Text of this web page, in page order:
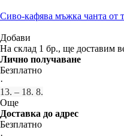
Сиво-кафява мъжка чанта от
Добави
На склад 1 бр., ще доставим
Лично получаване
Безплатно
·
13. – 18. 8.
Още
Доставка до адрес
Безплатно